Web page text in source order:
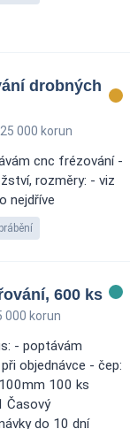
drobných
000 korun
cnc frézování -
rozměry: - viz
nejdříve
600 ks
000 korun
- poptávám
objednávce - čep:
100 ks
Časový
do 10 dní